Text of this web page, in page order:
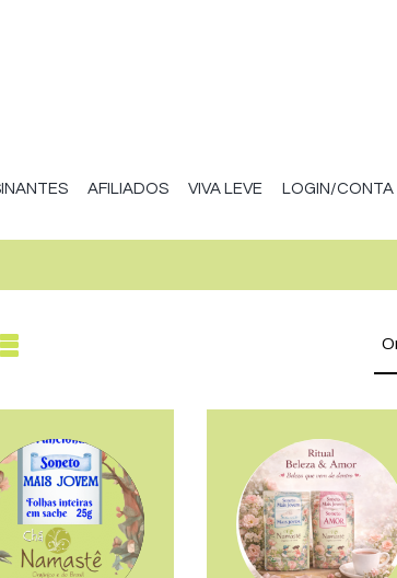
AFILIADOS VIVA LEVE LOGIN/CONTA